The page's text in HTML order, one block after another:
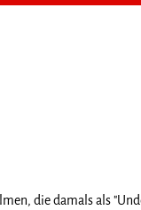
die damals als